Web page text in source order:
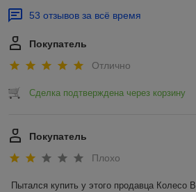
53 отзывов за всё время
Покупатель
Отлично
Сделка подтверждена через корзину
Покупатель
Плохо
Пытался купить у этого продавца Колесо